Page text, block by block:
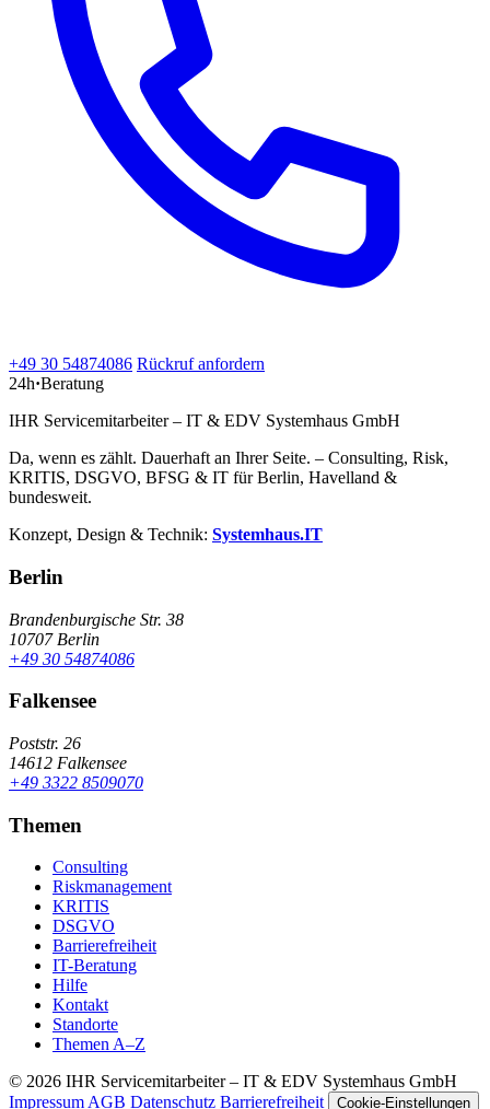
+49 30 54874086 Rückruf anfordern
24h·Beratung
IHR Servicemitarbeiter – IT & EDV Systemhaus GmbH
Da, wenn es zählt. Dauerhaft an Ihrer Seite. – Consulting, Risk,
KRITIS, DSGVO, BFSG & IT für Berlin, Havelland &
bundesweit.
Konzept, Design & Technik: Systemhaus.IT
Berlin
Brandenburgische Str. 38
10707 Berlin
+49 30 54874086
Falkensee
Poststr. 26
14612 Falkensee
+49 3322 8509070
Themen
Consulting
Riskmanagement
KRITIS
DSGVO
Barrierefreiheit
IT-Beratung
Hilfe
Kontakt
Standorte
Themen A–Z
© 2026 IHR Servicemitarbeiter – IT & EDV Systemhaus GmbH
ImpressumAGB Datenschutz Barrierefreiheit Cookie-Einstellungen